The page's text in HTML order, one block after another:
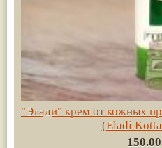
"Элади" крем от кожных
(Eladi